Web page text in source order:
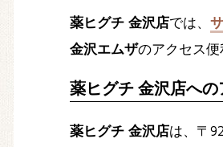
薬ヒグチ 金沢店では、
金沢エムザのアクセス便
薬ヒグチ 金沢店へ
薬ヒグチ 金沢店は、〒